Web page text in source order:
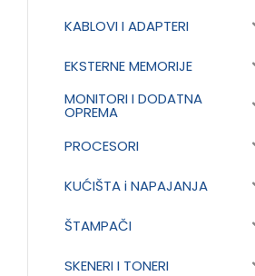
KABLOVI I ADAPTERI
EKSTERNE MEMORIJE
MONITORI I DODATNA
OPREMA
PROCESORI
KUĆIŠTA i NAPAJANJA
ŠTAMPAČI
SKENERI I TONERI